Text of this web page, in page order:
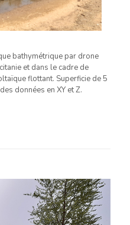
bathymétrique par drone
et dans le cadre de
flottant. Superficie de 5
données en XY et Z.